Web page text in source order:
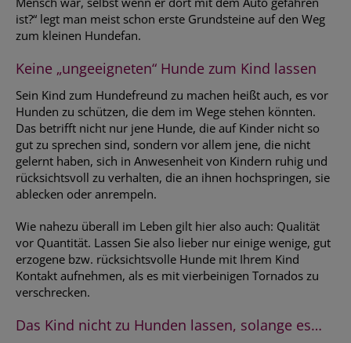
ist?“ legt man meist schon erste Grundsteine auf den Weg
zum kleinen Hundefan.
Keine „ungeeigneten“ Hunde zum Kind lassen
Sein Kind zum Hundefreund zu machen heißt auch, es vor
Hunden zu schützen, die dem im Wege stehen könnten.
Das betrifft nicht nur jene Hunde, die auf Kinder nicht so
gut zu sprechen sind, sondern vor allem jene, die nicht
gelernt haben, sich in Anwesenheit von Kindern ruhig und
rücksichtsvoll zu verhalten, die an ihnen hochspringen, sie
ablecken oder anrempeln.
Wie nahezu überall im Leben gilt hier also auch: Qualität
vor Quantität. Lassen Sie also lieber nur einige wenige, gut
erzogene bzw. rücksichtsvolle Hunde mit Ihrem Kind
Kontakt aufnehmen, als es mit vierbeinigen Tornados zu
verschrecken.
Das Kind nicht zu Hunden lassen, solange es…